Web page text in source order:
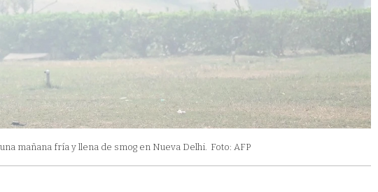
mañana fría y llena de smog en Nueva Delhi. Foto: AFP